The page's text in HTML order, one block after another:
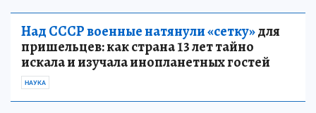
Над СССР военные натянули «сетку»для
пришельцев: как страна 13 лет тайно
искала и изучала инопланетных гостей
НАУКА